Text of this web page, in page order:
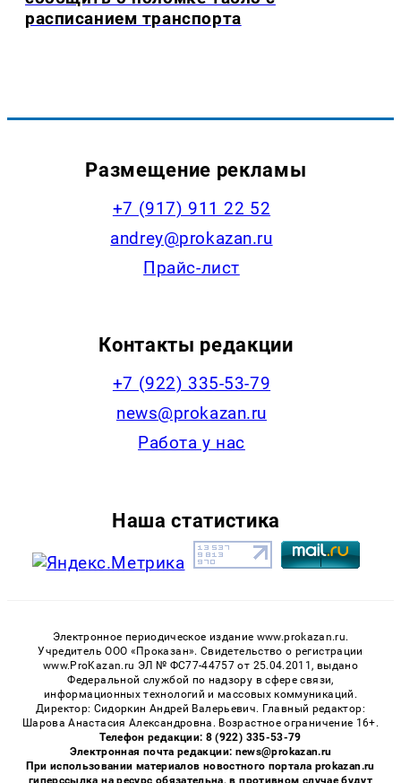
расписанием транспорта
Размещение рекламы
+7 (917) 911 22 52
andrey@prokazan.ru
Прайс-лист
Контакты редакции
+7 (922) 335-53-79
news@prokazan.ru
Работа у нас
Наша статистика
Электронное периодическое издание www.prokazan.ru.
Учредитель ООО «Проказан». Cвидетельство о регистрации
www.ProKazan.ru ЭЛ № ФС77-44757 от 25.04.2011, выдано
Федеральной службой по надзору в сфере связи,
информационных технологий и массовых коммуникаций.
Директор: Сидоркин Андрей Валерьевич. Главный редактор:
Шарова Анастасия Александровна. Возрастное ограничение 16+.
Телефон редакции: 8 (922) 335-53-79
Электронная почта редакции: news@prokazan.ru
При использовании материалов новостного портала prokazan.ru
гиперссылка на ресурс обязательна, в противном случае будут